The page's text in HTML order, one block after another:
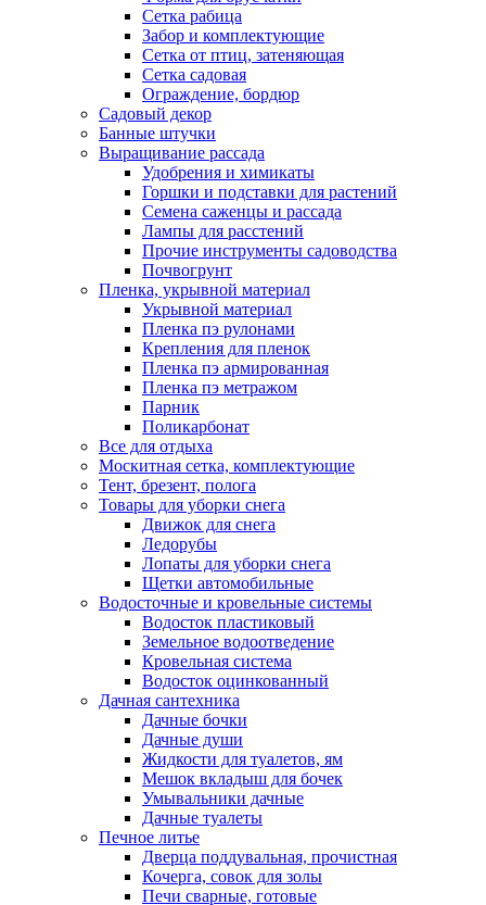
Сетка рабица
Забор и комплектующие
Сетка от птиц, затеняющая
Сетка садовая
Ограждение, бордюр
Садовый декор
Банные штучки
Выращивание рассада
Удобрения и химикаты
Горшки и подставки для растений
Семена саженцы и рассада
Лампы для расстений
Прочие инструменты садоводства
Почвогрунт
Пленка, укрывной материал
Укрывной материал
Пленка пэ рулонами
Крепления для пленок
Пленка пэ армированная
Пленка пэ метражом
Парник
Поликарбонат
Все для отдыха
Москитная сетка, комплектующие
Тент, брезент, полога
Товары для уборки снега
Движок для снега
Ледорубы
Лопаты для уборки снега
Щетки автомобильные
Водосточные и кровельные системы
Водосток пластиковый
Земельное водоотведение
Кровельная система
Водосток оцинкованный
Дачная сантехника
Дачные бочки
Дачные души
Жидкости для туалетов, ям
Мешок вкладыш для бочек
Умывальники дачные
Дачные туалеты
Печное литье
Дверца поддувальная, прочистная
Кочерга, совок для золы
Печи сварные, готовые